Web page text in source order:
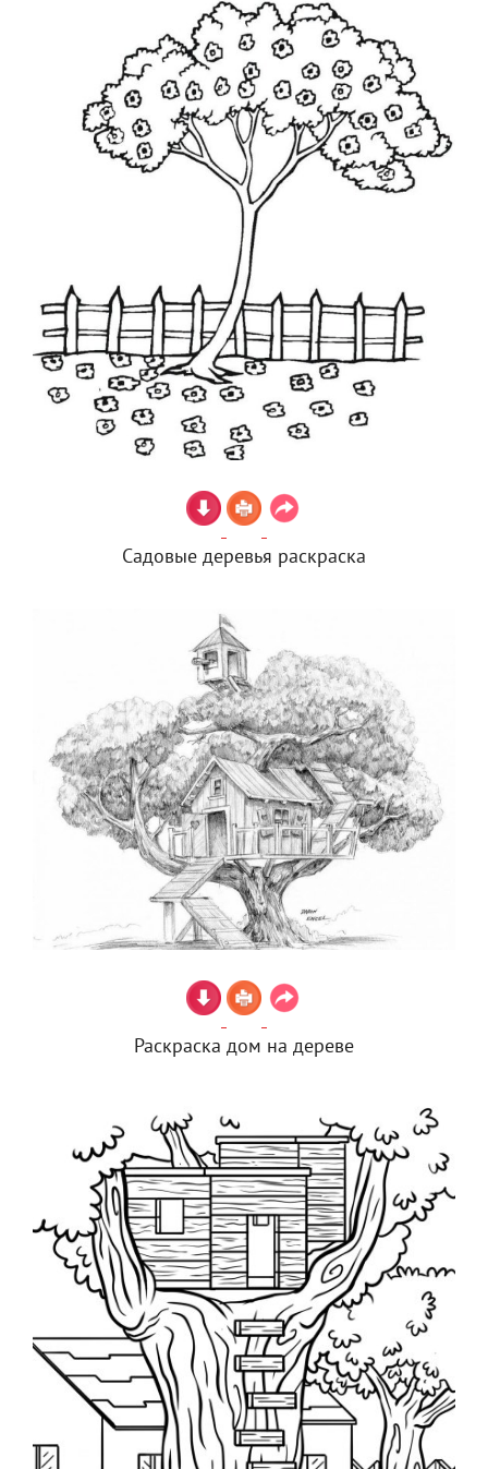
Садовые деревья раскраска
Раскраска дом на дереве